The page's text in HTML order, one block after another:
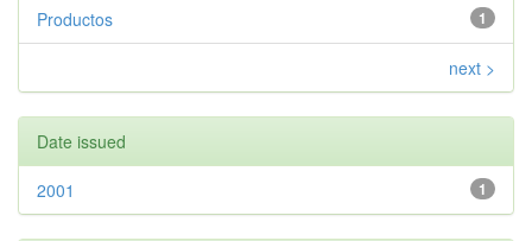
1
Productos
next >
Date issued
1
2001